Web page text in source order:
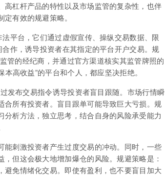
杠杆产品的特性以及市场监管的复杂性，也伴
有效的规避策略。
平台，它们通过虚假宣传、操纵交易数据、限
作，诱导投资者在其指定的平台开户交易。规
管的经纪商，并通过官方渠道核实其监管牌照的
高收益”的平台和个人，都应坚决拒绝。
发布交易指令诱导投资者盲目跟随。市场行情瞬
所有投资者。盲目跟单可能导致巨大亏损。规
析方法，独立思考，结合自身的风险承受能力
刺激投资者产生过度交易的冲动。同时，一些
但这会极大地增加爆仓的风险。规避策略是：
免情绪化交易。即使有盈利，也不要盲目加大